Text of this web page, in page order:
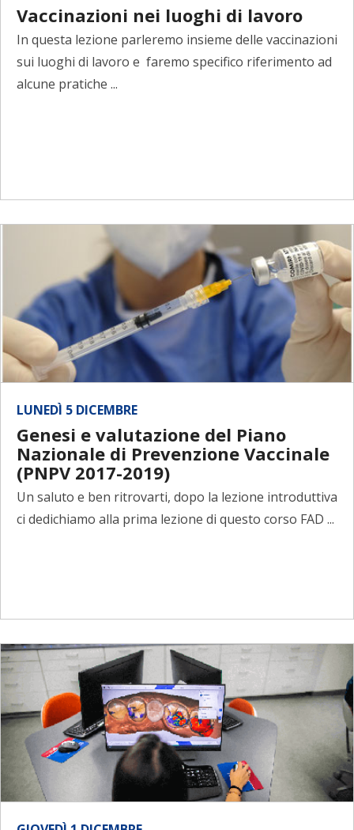
Vaccinazioni nei luoghi di lavoro
In questa lezione parleremo insieme delle vaccinazioni
sui luoghi di lavoro e faremo specifico riferimento ad
alcune pratiche ...
LUNEDÌ 5 DICEMBRE
Genesi e valutazione del Piano
Nazionale di Prevenzione Vaccinale
(PNPV 2017-2019)
Un saluto e ben ritrovarti, dopo la lezione introduttiva
ci dedichiamo alla prima lezione di questo corso FAD ...